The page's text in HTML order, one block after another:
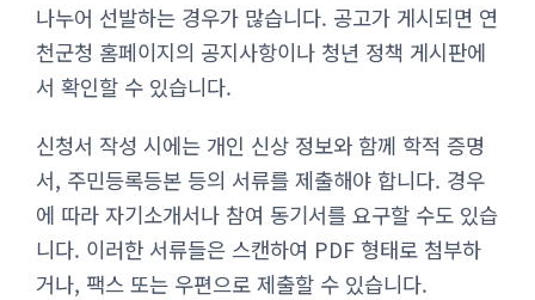
나누어 선발하는 경우가 많습니다. 공고가 게시되면 연
천군청 홈페이지의 공지사항이나 청년 정책 게시판에
서 확인할 수 있습니다.
신청서 작성 시에는 개인 신상 정보와 함께 학적 증명
서, 주민등록등본 등의 서류를 제출해야 합니다. 경우
에 따라 자기소개서나 참여 동기서를 요구할 수도 있습
니다. 이러한 서류들은 스캔하여 PDF 형태로 첨부하
거나, 팩스 또는 우편으로 제출할 수 있습니다.